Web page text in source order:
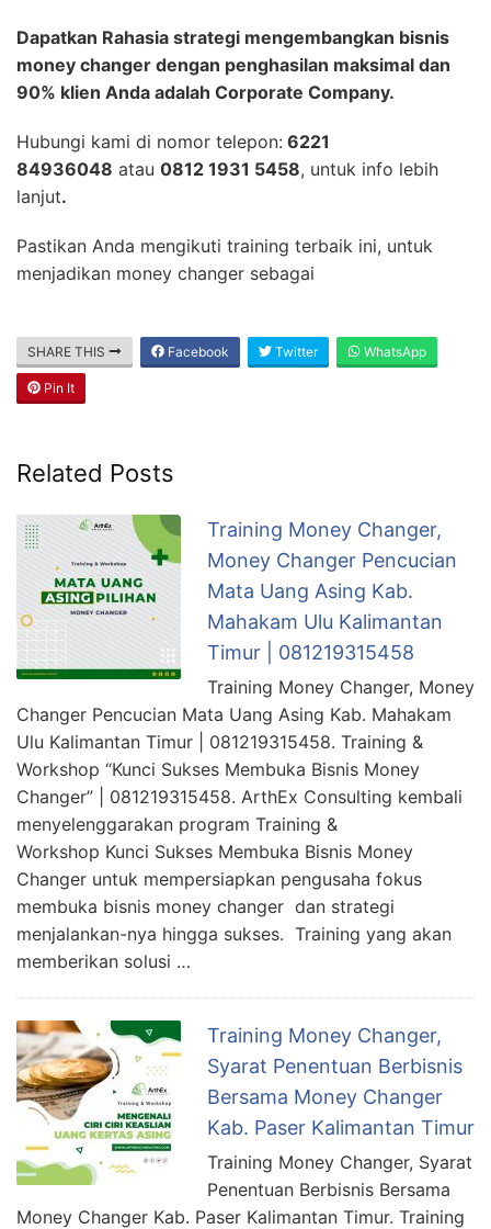
Dapatkan Rahasia strategi mengembangkan bisnis
money changer dengan penghasilan maksimal dan
90% klien Anda adalah Corporate Company.
Hubungi kami di nomor telepon: 6221
84936048 atau 0812 1931 5458, untuk info lebih
lanjut.
Pastikan Anda mengikuti training terbaik ini, untuk
menjadikan money changer sebagai
SHARE THIS Facebook Twitter WhatsApp
Pin It
Related Posts
Training Money Changer,
Money Changer Pencucian
Mata Uang Asing Kab.
Mahakam Ulu Kalimantan
Timur | 081219315458
Training Money Changer, Money
Changer Pencucian Mata Uang Asing Kab. Mahakam
Ulu Kalimantan Timur | 081219315458. Training &
Workshop “Kunci Sukses Membuka Bisnis Money
Changer” | 081219315458. ArthEx Consulting kembali
menyelenggarakan program Training &
Workshop Kunci Sukses Membuka Bisnis Money
Changer untuk mempersiapkan pengusaha fokus
membuka bisnis money changer dan strategi
menjalankan-nya hingga sukses. Training yang akan
memberikan solusi …
Training Money Changer,
Syarat Penentuan Berbisnis
Bersama Money Changer
Kab. Paser Kalimantan Timur
Training Money Changer, Syarat
Penentuan Berbisnis Bersama
Money Changer Kab. Paser Kalimantan Timur. Training